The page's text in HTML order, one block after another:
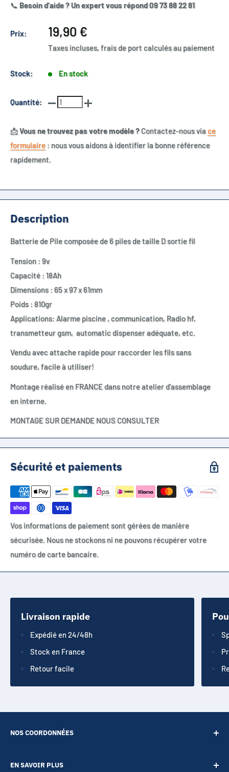
📞 Besoin d’aide ? Un expert vous répond 09 73 88 22 81
Prix:
Prix
réduit
19,90 €
Taxes incluses, frais de port calculés au paiement
Stock: En stock
Quantité:
📩Vous ne trouvez pas votre modèle ?Contactez-nous viace
formulaire : nous vous aidons à identifier la bonne référence
rapidement.
Description
Batterie de Pile composée de 6 piles de taille D sortie fil
Tension : 9v
Capacité : 18Ah
Dimensions : 65 x 97 x 61mm
Poids : 810gr
Applications: Alarme piscine , communication, Radio hf,
transmetteur gsm, automatic dispenser adéquate, etc.
Vendu avec attache rapide pour raccorder les fils sans
soudure, facile à utiliser!
Montage réalisé en FRANCE dans notre atelier d’assemblage
en interne.
MONTAGE SUR DEMANDE NOUS CONSULTER
Sécurité et paiements
Vos informations de paiement sont gérées de manière
sécurisée. Nous ne stockons ni ne pouvons récupérer votre
numéro de carte bancaire.
Livraison rapide
Expédié en 24/48h
Stock en France
Retour facile
NOS COORDONNÉES
EN SAVOIR PLUS